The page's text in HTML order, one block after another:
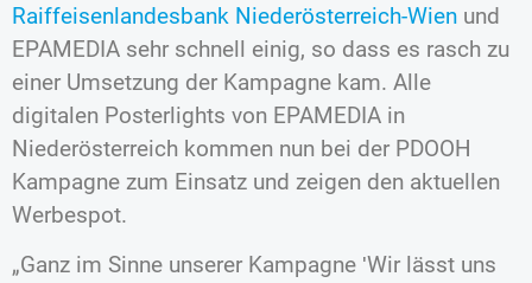
Raiffeisenlandesbank Niederösterreich-Wien und
EPAMEDIA sehr schnell einig, so dass es rasch zu
einer Umsetzung der Kampagne kam. Alle
digitalen Posterlights von EPAMEDIA in
Niederösterreich kommen nun bei der PDOOH
Kampagne zum Einsatz und zeigen den aktuellen
Werbespot.
„Ganz im Sinne unserer Kampagne ʹWir lässt uns